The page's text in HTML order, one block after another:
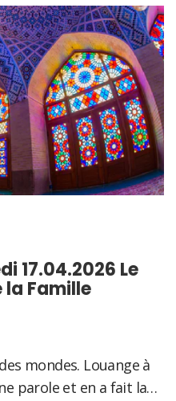
17.04.2026 Le
la Famille
mondes. Louange à
parole et en a fait la…